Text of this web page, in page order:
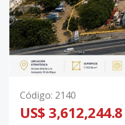
Código: 2140
US$ 3,612,244.8